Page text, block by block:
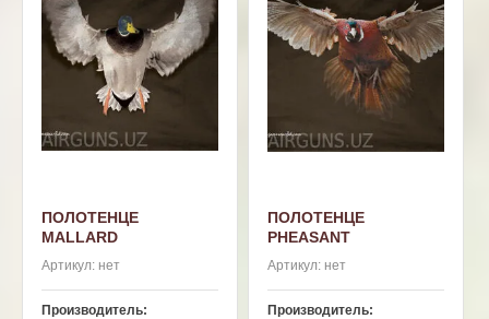
ПОЛОТЕНЦЕ
MALLARD
Артикул: нет
Производитель:
ПОЛОТЕНЦЕ
PHEASANT
Артикул:нет
Производитель: